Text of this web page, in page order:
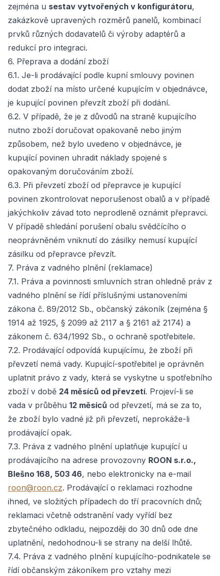
zejména u sestav vytvořených v konfigurátoru,
zakázkově upravených rozměrů panelů, kombinací
prvků různých dodavatelů či výroby adaptérů a
redukcí pro integraci.
6. Přeprava a dodání zboží
6.1. Je-li prodávající podle kupní smlouvy povinen
dodat zboží na místo určené kupujícím v objednávce,
je kupující povinen převzít zboží při dodání.
6.2. V případě, že je z důvodů na straně kupujícího
nutno zboží doručovat opakovaně nebo jiným
způsobem, než bylo uvedeno v objednávce, je
kupující povinen uhradit náklady spojené s
opakovaným doručováním zboží.
6.3. Při převzetí zboží od přepravce je kupující
povinen zkontrolovat neporušenost obalů a v případě
jakýchkoliv závad toto neprodleně oznámit přepravci.
V případě shledání porušení obalu svědčícího o
neoprávněném vniknutí do zásilky nemusí kupující
zásilku od přepravce převzít.
7. Práva z vadného plnění (reklamace)
7.1. Práva a povinnosti smluvních stran ohledně práv z
vadného plnění se řídí příslušnými ustanoveními
zákona č. 89/2012 Sb., občanský zákoník (zejména §
1914 až 1925, § 2099 až 2117 a § 2161 až 2174) a
zákonem č. 634/1992 Sb., o ochraně spotřebitele.
7.2. Prodávající odpovídá kupujícímu, že zboží při
převzetí nemá vady. Kupující-spotřebitel je oprávněn
uplatnit právo z vady, která se vyskytne u spotřebního
zboží v době 24 měsíců od převzetí. Projeví-li se
vada v průběhu 12 měsíců od převzetí, má se za to,
že zboží bylo vadné již při převzetí, neprokáže-li
prodávající opak.
7.3. Práva z vadného plnění uplatňuje kupující u
prodávajícího na adrese provozovny ROON s.r.o.,
Blešno 168, 503 46, nebo elektronicky na e-mail
roon@roon.cz. Prodávající o reklamaci rozhodne
ihned, ve složitých případech do tří pracovních dnů;
reklamaci včetně odstranění vady vyřídí bez
zbytečného odkladu, nejpozději do 30 dnů ode dne
uplatnění, nedohodnou-li se strany na delší lhůtě.
7.4. Práva z vadného plnění kupujícího-podnikatele se
řídí občanským zákoníkem pro vztahy mezi